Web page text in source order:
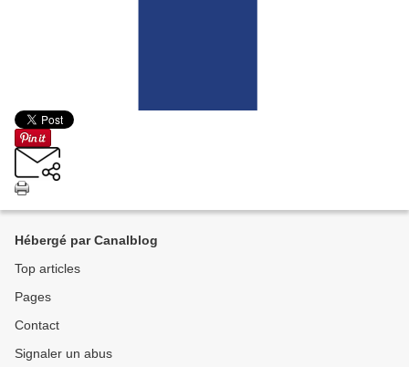
Hébergé par Canalblog
Top articles
Pages
Contact
Signaler un abus